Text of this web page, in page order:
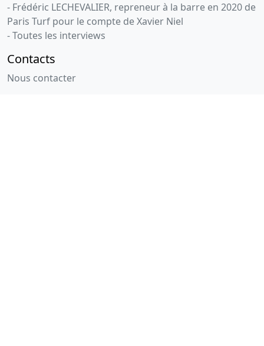
- Frédéric LECHEVALIER, repreneur à la barre en 2020 de
Paris Turf pour le compte de Xavier Niel
- Toutes les interviews
Contacts
Nous contacter